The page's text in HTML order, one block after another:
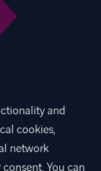
and
cookies,
network
You can